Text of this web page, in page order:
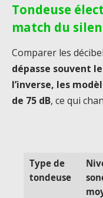
Tondeuse
match du
Comparer les
dépasse souvent
l’inverse, les
de 75 dB, ce qui
Type de
tondeuse